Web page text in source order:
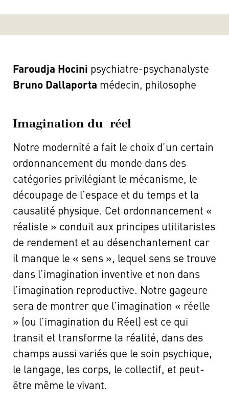
Faroudja Hocini psychiatre-psychanalyste
Bruno Dallaporta médecin, philosophe
Imagination du réel
Notre modernité a fait le choix d’un certain
ordonnancement du monde dans des
catégories privilégiant le mécanisme, le
découpage de l’espace et du temps et la
causalité physique. Cet ordonnancement «
réaliste » conduit aux principes utilitaristes
de rendement et au désenchantement car
il manque le « sens », lequel sens se trouve
dans l’imagination inventive et non dans
l’imagination reproductive. Notre gageure
sera de montrer que l’imagination « réelle
» (ou l’imagination du Réel) est ce qui
transit et transforme la réalité, dans des
champs aussi variés que le soin psychique,
le langage, les corps, le collectif, et peut-
être même le vivant.